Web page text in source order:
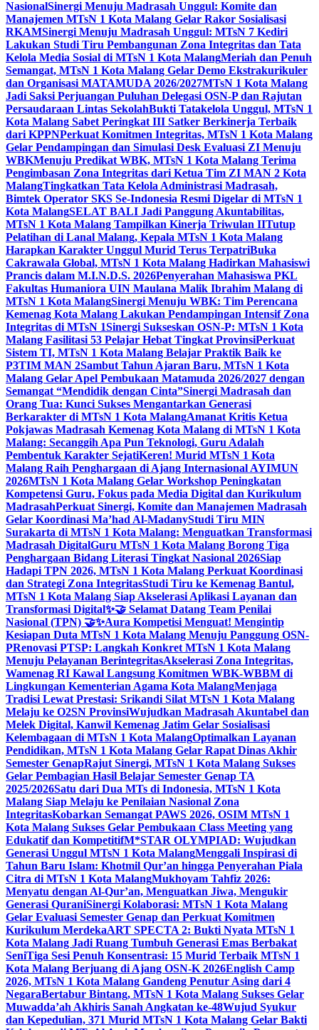
NasionalSinergi Menuju Madrasah Unggul: Komite dan
Manajemen MTsN 1 Kota Malang Gelar Rakor Sosialisasi
RKAMSinergi Menuju Madrasah Unggul: MTsN 7 Kediri
Lakukan Studi Tiru Pembangunan Zona Integritas dan Tata
Kelola Media Sosial di MTsN 1 Kota MalangMeriah dan Penuh
Semangat, MTsN 1 Kota Malang Gelar Demo Ekstrakurikuler
dan Organisasi MATAMUDA 2026/2027MTsN 1 Kota Malang
Jadi Saksi Perjuangan Puluhan Delegasi OSN-P dan Rajutan
Persaudaraan Lintas SekolahBukti Tatakelola Unggul, MTsN 1
Kota Malang Sabet Peringkat III Satker Berkinerja Terbaik
dari KPPNPerkuat Komitmen Integritas, MTsN 1 Kota Malang
Gelar Pendampingan dan Simulasi Desk Evaluasi ZI Menuju
WBKMenuju Predikat WBK, MTsN 1 Kota Malang Terima
Pengimbasan Zona Integritas dari Ketua Tim ZI MAN 2 Kota
MalangTingkatkan Tata Kelola Administrasi Madrasah,
Bimtek Operator SKS Se-Indonesia Resmi Digelar di MTsN 1
Kota MalangSELAT BALI Jadi Panggung Akuntabilitas,
MTsN 1 Kota Malang Tampilkan Kinerja Triwulan IITutup
Pelatihan di Lanal Malang, Kepala MTsN 1 Kota Malang
Harapkan Karakter Unggul Murid Terus TerpatriBuka
Cakrawala Global, MTsN 1 Kota Malang Hadirkan Mahasiswi
Prancis dalam M.I.N.D.S. 2026Penyerahan Mahasiswa PKL
Fakultas Humaniora UIN Maulana Malik Ibrahim Malang di
MTsN 1 Kota MalangSinergi Menuju WBK: Tim Perencana
Kemenag Kota Malang Lakukan Pendampingan Intensif Zona
Integritas di MTsN 1Sinergi Sukseskan OSN-P: MTsN 1 Kota
Malang Fasilitasi 53 Pelajar Hebat Tingkat ProvinsiPerkuat
Sistem TI, MTsN 1 Kota Malang Belajar Praktik Baik ke
P3TIM MAN 2Sambut Tahun Ajaran Baru, MTsN 1 Kota
Malang Gelar Apel Pembukaan Matamuda 2026/2027 dengan
Semangat “Mendidik dengan Cinta”Sinergi Madrasah dan
Orang Tua: Kunci Sukses Mengantarkan Generasi
Berkarakter di MTsN 1 Kota MalangAmanat Kritis Ketua
Pokjawas Madrasah Kemenag Kota Malang di MTsN 1 Kota
Malang: Secanggih Apa Pun Teknologi, Guru Adalah
Pembentuk Karakter SejatiKeren! Murid MTsN 1 Kota
Malang Raih Penghargaan di Ajang Internasional AYIMUN
2026MTsN 1 Kota Malang Gelar Workshop Peningkatan
Kompetensi Guru, Fokus pada Media Digital dan Kurikulum
MadrasahPerkuat Sinergi, Komite dan Manajemen Madrasah
Gelar Koordinasi Ma’had Al-MadanyStudi Tiru MIN
Surakarta di MTsN 1 Kota Malang: Menguatkan Transformasi
Madrasah DigitalGuru MTsN 1 Kota Malang Borong Tiga
Penghargaan Bidang Literasi Tingkat Nasional 2026Siap
Hadapi TPN 2026, MTsN 1 Kota Malang Perkuat Koordinasi
dan Strategi Zona IntegritasStudi Tiru ke Kemenag Bantul,
MTsN 1 Kota Malang Siap Akselerasi Aplikasi Layanan dan
Transformasi Digital✨🤝 Selamat Datang Team Penilai
Nasional (TPN) 🤝✨Aura Kompetisi Menguat! Mengintip
Kesiapan Duta MTsN 1 Kota Malang Menuju Panggung OSN-
PRenovasi PTSP: Langkah Konkret MTsN 1 Kota Malang
Menuju Pelayanan BerintegritasAkselerasi Zona Integritas,
Wamenag RI Kawal Langsung Komitmen WBK-WBBM di
Lingkungan Kementerian Agama Kota MalangMenjaga
Tradisi Lewat Prestasi: Srikandi Silat MTsN 1 Kota Malang
Melaju ke O2SN ProvinsiWujudkan Madrasah Akuntabel dan
Melek Digital, Kanwil Kemenag Jatim Gelar Sosialisasi
Kelembagaan di MTsN 1 Kota MalangOptimalkan Layanan
Pendidikan, MTsN 1 Kota Malang Gelar Rapat Dinas Akhir
Semester GenapRajut Sinergi, MTsN 1 Kota Malang Sukses
Gelar Pembagian Hasil Belajar Semester Genap TA
2025/2026Satu dari Dua MTs di Indonesia, MTsN 1 Kota
Malang Siap Melaju ke Penilaian Nasional Zona
IntegritasKobarkan Semangat PAWS 2026, OSIM MTsN 1
Kota Malang Sukses Gelar Pembukaan Class Meeting yang
Edukatif dan KompetitifM*STAR OLYMPIAD: Wujudkan
Generasi Unggul MTsN 1 Kota MalangMenggali Inspirasi di
Tahun Baru Islam: Khotmil Qur’an hingga Penyerahan Piala
Citra di MTsN 1 Kota MalangMukhoyam Tahfiz 2026:
Menyatu dengan Al-Qur’an, Menguatkan Jiwa, Mengukir
Generasi QuraniSinergi Kolaborasi: MTsN 1 Kota Malang
Gelar Evaluasi Semester Genap dan Perkuat Komitmen
Kurikulum MerdekaART SPECTA 2: Bukti Nyata MTsN 1
Kota Malang Jadi Ruang Tumbuh Generasi Emas Berbakat
SeniTiga Sesi Penuh Konsentrasi: 15 Murid Terbaik MTsN 1
Kota Malang Berjuang di Ajang OSN-K 2026English Camp
2026, MTsN 1 Kota Malang Gandeng Penutur Asing dari 4
NegaraBertabur Bintang, MTsN 1 Kota Malang Sukses Gelar
Muwadda’ah Akhiris Sanah Angkatan ke-48Wujud Syukur
dan Kepedulian, 371 Murid MTsN 1 Kota Malang Gelar Bakti